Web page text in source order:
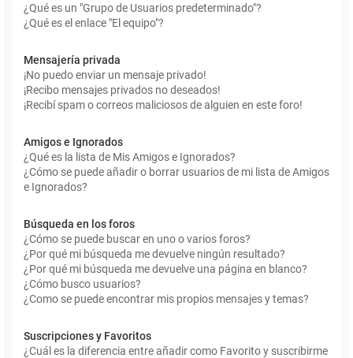
¿Qué es un "Grupo de Usuarios predeterminado"?
¿Qué es el enlace "El equipo"?
Mensajería privada
¡No puedo enviar un mensaje privado!
¡Recibo mensajes privados no deseados!
¡Recibí spam o correos maliciosos de alguien en este foro!
Amigos e Ignorados
¿Qué es la lista de Mis Amigos e Ignorados?
¿Cómo se puede añadir o borrar usuarios de mi lista de Amigos
e Ignorados?
Búsqueda en los foros
¿Cómo se puede buscar en uno o varios foros?
¿Por qué mi búsqueda me devuelve ningún resultado?
¿Por qué mi búsqueda me devuelve una página en blanco?
¿Cómo busco usuarios?
¿Como se puede encontrar mis propios mensajes y temas?
Suscripciones y Favoritos
¿Cuál es la diferencia entre añadir como Favorito y suscribirme